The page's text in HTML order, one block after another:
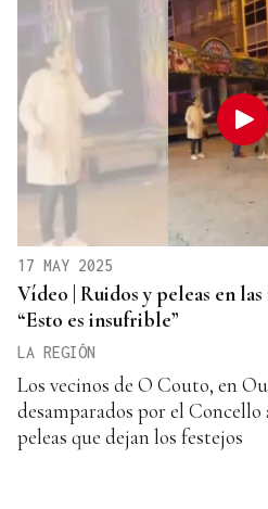
17 MAY 2025
Vídeo | Ruidos y peleas en
“Esto es insufrible”
LA REGIÓN
Los vecinos de O Couto, en
desamparados por el
peleas que dejan los festejos